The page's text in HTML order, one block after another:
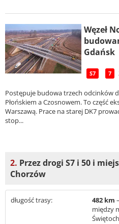
Węzeł
Gdańsk
S7 7
Postępuje budowa trzech odcinków
Płońskiem a Czosnowem. To część
Warszawą. Prace na starej DK7
stop...
2. Przez drogi S7 i 50 i
Chorzów
długość trasy: 482 km
między